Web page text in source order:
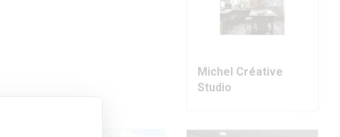
Michel Créative
Studio